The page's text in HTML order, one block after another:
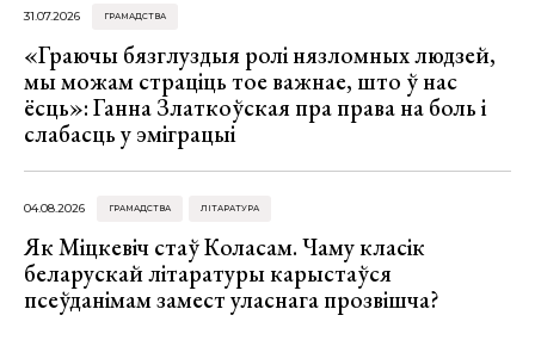
31.07.2026 ГРАМАДСТВА
«Граючы бязглуздыя ролі нязломных людзей,
мы можам страціць тое важнае, што ў нас
ёсць»: Ганна Златкоўская пра права на боль і
слабасць у эміграцыі
04.08.2026 ГРАМАДСТВА ЛІТАРАТУРА
Як Міцкевіч стаў Коласам. Чаму класік
беларускай літаратуры карыстаўся
псеўданімам замест уласнага прозвішча?